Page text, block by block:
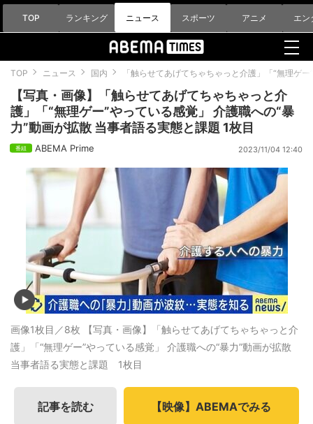
TOP ランキング ニュース スポーツ アニメ エン
TOP ニュース 国内 「触らせてあげてちゃちゃっと介護」「“無理ゲ
【写真・画像】「触らせてあげてちゃちゃっと介
護」「“無理ゲー”やっている感覚」 介護職への“暴
力”動画が拡散 当事者語る実態と課題 1枚目
ABEMA Prime 2023/11/04 12:40
画像1枚目／8枚 【写真・画像】「触らせてあげてちゃちゃっと介
護」「“無理ゲー”やっている感覚」 介護職への“暴力”動画が拡散
当事者語る実態と課題 1枚目
記事を読む 【映像】ABEMAでみる